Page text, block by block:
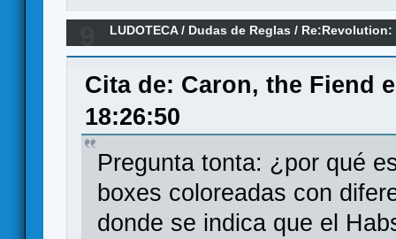
LUDOTECA/ Dudas de Reglas / Re:Revolution:
1648 (Dudas)
Cita de: Caron, the Fiend
18:26:50
Pregunta tonta: ¿por qué
boxes coloreadas con
donde se indica que el